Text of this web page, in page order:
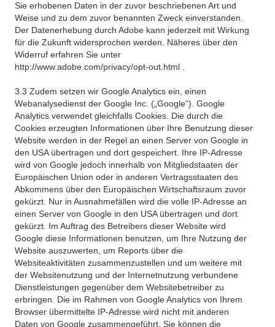
Sie erhobenen Daten in der zuvor beschriebenen Art und
Weise und zu dem zuvor benannten Zweck einverstanden.
Der Datenerhebung durch Adobe kann jederzeit mit Wirkung
für die Zukunft widersprochen werden. Näheres über den
Widerruf erfahren Sie unter
http://www.adobe.com/privacy/opt-out.html .
3.3 Zudem setzen wir Google Analytics ein, einen
Webanalysedienst der Google Inc. („Google“). Google
Analytics verwendet gleichfalls Cookies. Die durch die
Cookies erzeugten Informationen über Ihre Benutzung dieser
Website werden in der Regel an einen Server von Google in
den USA übertragen und dort gespeichert. Ihre IP-Adresse
wird von Google jedoch innerhalb von Mitgliedstaaten der
Europäischen Union oder in anderen Vertragsstaaten des
Abkommens über den Europäischen Wirtschaftsraum zuvor
gekürzt. Nur in Ausnahmefällen wird die volle IP-Adresse an
einen Server von Google in den USA übertragen und dort
gekürzt. Im Auftrag des Betreibers dieser Website wird
Google diese Informationen benutzen, um Ihre Nutzung der
Website auszuwerten, um Reports über die
Websiteaktivitäten zusammenzustellen und um weitere mit
der Websitenutzung und der Internetnutzung verbundene
Dienstleistungen gegenüber dem Websitebetreiber zu
erbringen. Die im Rahmen von Google Analytics von Ihrem
Browser übermittelte IP-Adresse wird nicht mit anderen
Daten von Google zusammengeführt. Sie können die